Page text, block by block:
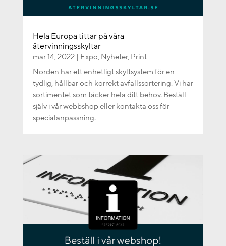
Hela Europa tittar på våra
återvinningsskyltar
mar 14, 2022| Expo, Nyheter, Print
Norden har ett enhetligt skyltsystem för en
tydlig, hållbar och korrekt avfallssortering. Vi har
sortimentet som täcker hela ditt behov. Beställ
själv i vår webbshop eller kontakta oss för
specialanpassning.